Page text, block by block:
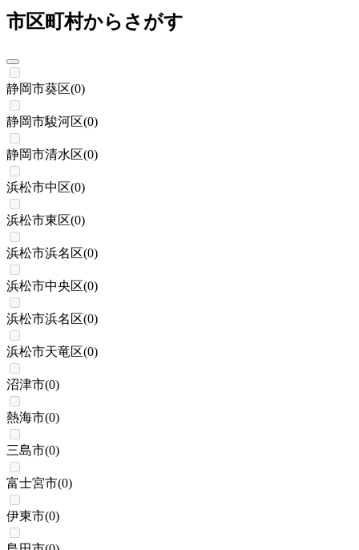
市区町村からさがす
静岡市葵区(0)
静岡市駿河区(0)
静岡市清水区(0)
浜松市中区(0)
浜松市東区(0)
浜松市浜名区(0)
浜松市中央区(0)
浜松市浜名区(0)
浜松市天竜区(0)
沼津市(0)
熱海市(0)
三島市(0)
富士宮市(0)
伊東市(0)